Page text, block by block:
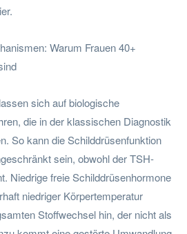
Warum Frauen 40+
sich auf biologische
die in der klassischen Diagnostik
So kann die Schilddrüsenfunktion
sein, obwohl der TSH-
Niedrige freie Schilddrüsenhormone
niedriger Körpertemperatur
Stoffwechsel hin, der nicht als